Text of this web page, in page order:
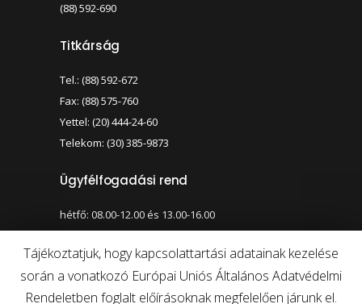
(88) 592-690
Titkárság
Tel.: (88) 592-672
Fax: (88) 575-760
Yettel: (20) 444-24-60
Telekom: (30) 385-9873
Ügyfélfogadási rend
hétfő: 08.00-12.00 és 13.00-16.00
szerda: 08.00-12.00 és 13.00-17.00
Nagy kontraszt váltása
Betűméret váltása
Tájékoztatjuk, hogy kapcsolattartási adatainak kezelése
során a vonatkozó Európai Uniós Általános Adatvédelmi
Rendeletben foglalt előírásoknak megfelelően járunk el.